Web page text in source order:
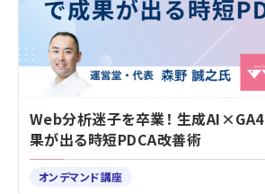
Web分析迷子を卒業！ 生成
果が出る時短PDCA改善術
オンデマンド講座